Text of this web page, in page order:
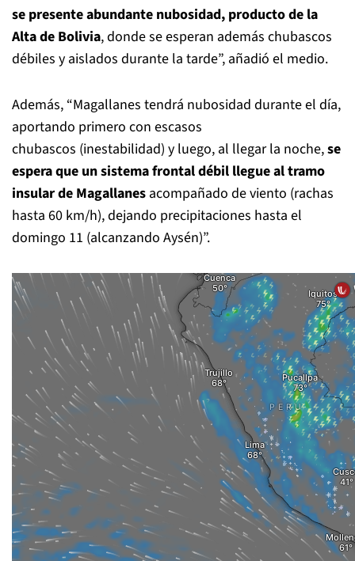
se presente abundante nubosidad, producto de la
Alta de Bolivia, donde se esperan además chubascos
débiles y aislados durante la tarde”, añadió el medio.
Además, “Magallanes tendrá nubosidad durante el día,
aportando primero con escasos
chubascos (inestabilidad) y luego, al llegar la noche,se
espera que un sistema frontal débil llegue al tramo
insular de Magallanes acompañado de viento (rachas
hasta 60 km/h), dejando precipitaciones hasta el
domingo 11 (alcanzando Aysén)”.